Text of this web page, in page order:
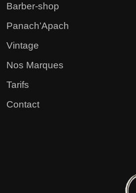
Barber-shop
Panach’Apach
Vintage
Nos Marques
Tarifs
Contact